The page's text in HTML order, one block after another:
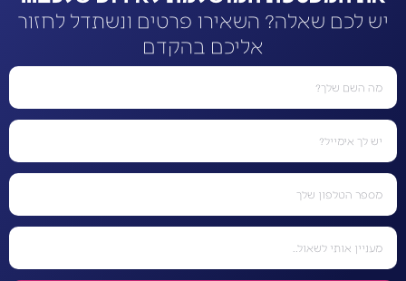
יש לכם שאלה? השאירו פרטים ונשתדל לחזור
אליכם בהקדם